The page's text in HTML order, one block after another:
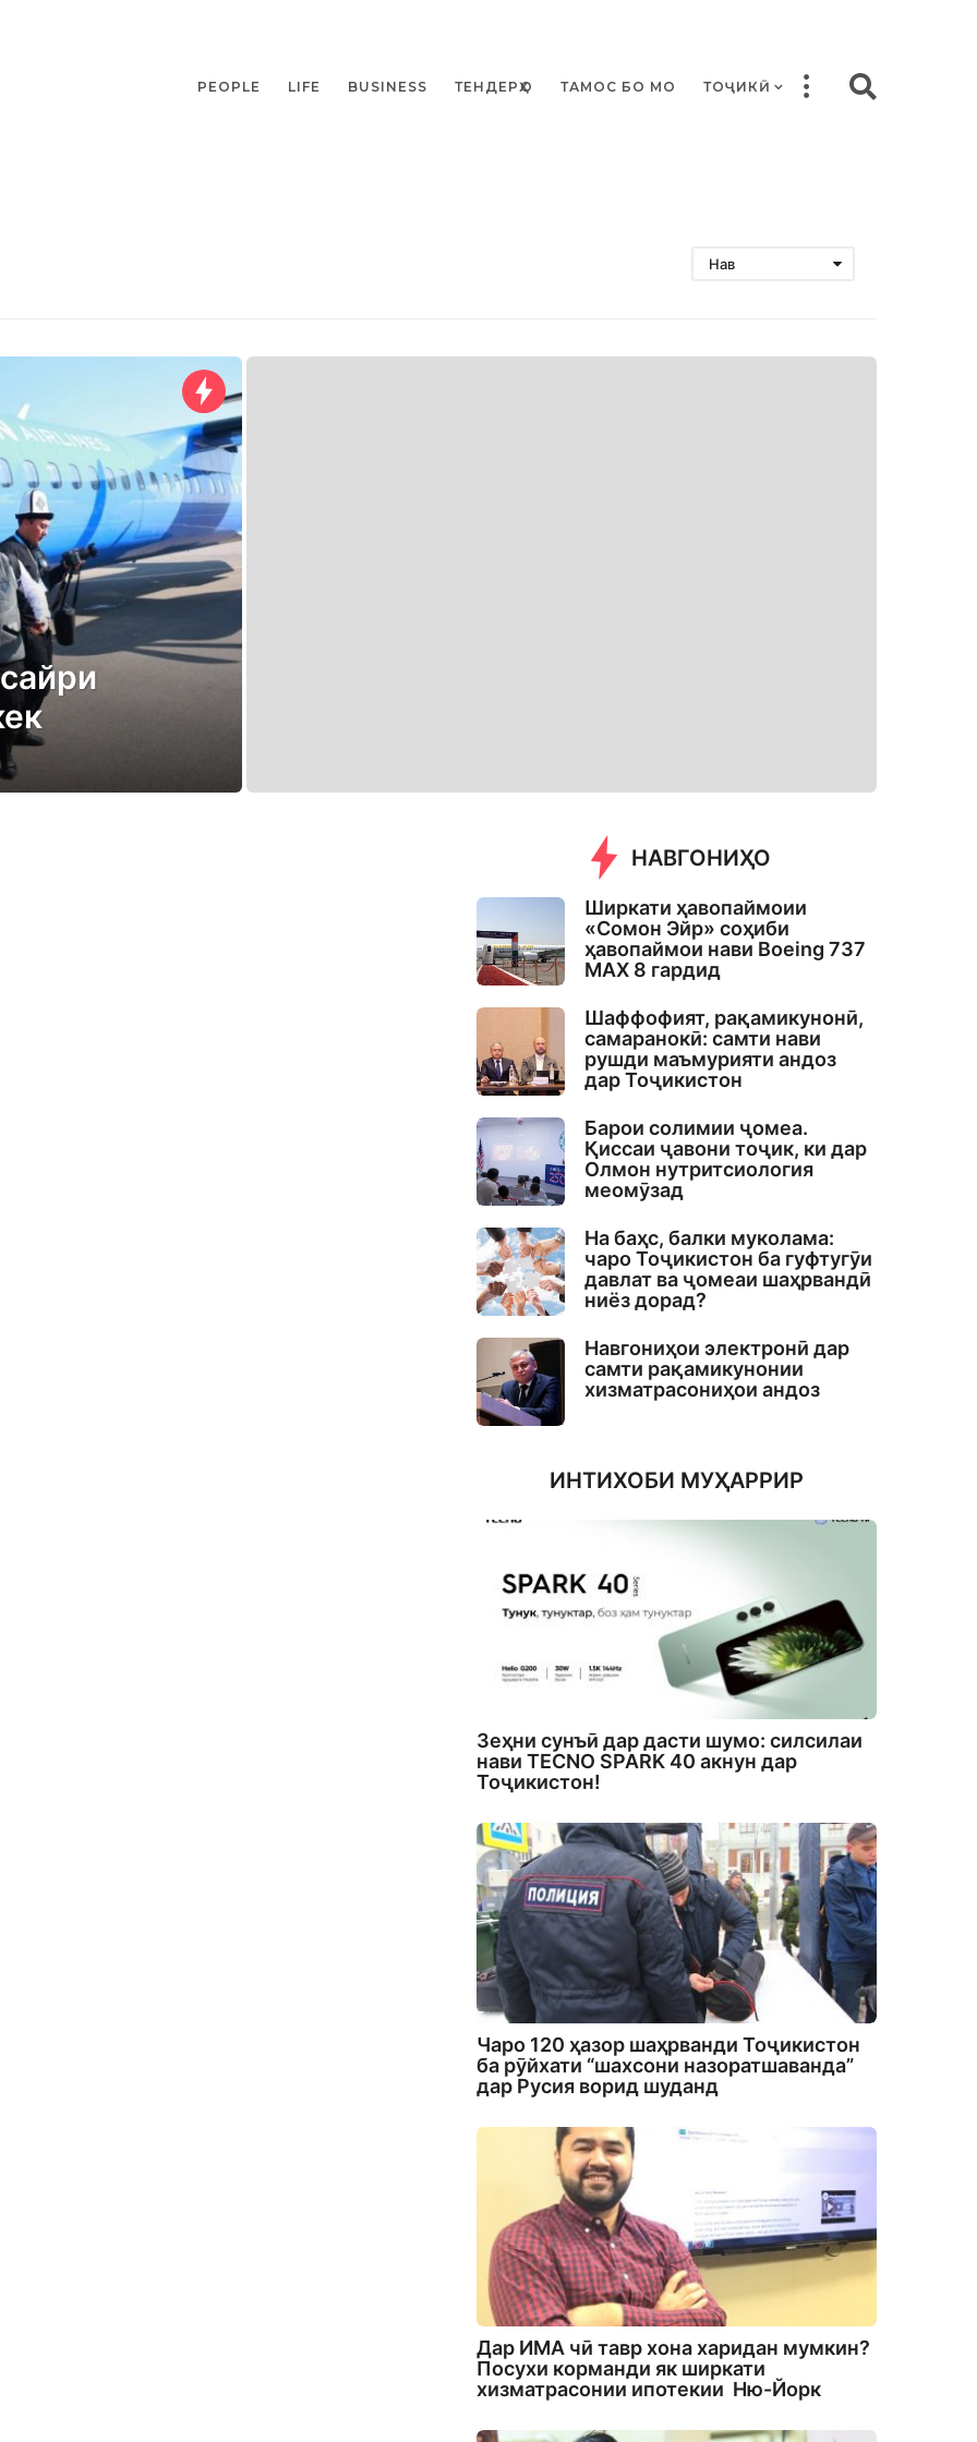
PEOPLE LIFE BUSINESS ТЕНДЕРҲО ТАМОС БО МО ТОҶИКӢ
Нав
НАВГОНИҲО
Ширкати ҳавопаймоии
«Сомон Эйр» соҳиби
ҳавопаймои нави Boeing 737
MAX 8 гардид
Шаффофият, рақамикунонӣ,
самаранокӣ: самти нави
рушди маъмурияти андоз
дар Тоҷикистон
Барои солимии ҷомеа.
Қиссаи ҷавони тоҷик, ки дар
Олмон нутритсиология
меомӯзад
На баҳс, балки муколама:
чаро Тоҷикистон ба гуфтугӯи
давлат ва ҷомеаи шаҳрвандӣ
ниёз дорад?
Навгониҳои электронӣ дар
самти рақамикунонии
хизматрасониҳои андоз
ИНТИХОБИ МУҲАРРИР
Зеҳни сунъӣ дар дасти шумо: силсилаи
нави TECNO SPARK 40 акнун дар
Тоҷикистон!
Чаро 120 ҳазор шаҳрванди Тоҷикистон
ба рӯйхати “шахсони назоратшаванда”
дар Русия ворид шуданд
Дар ИМА чӣ тавр хона харидан мумкин?
Посухи корманди як ширкати
хизматрасонии ипотекии Ню-Йорк